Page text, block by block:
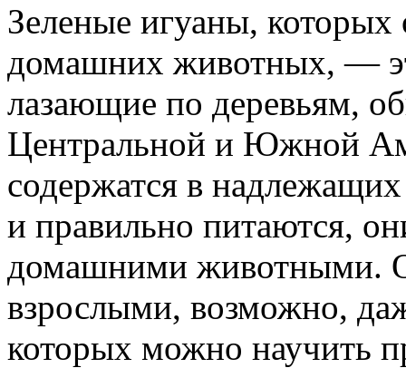
Зеленые игуаны, которых
домашних животных, —
лазающие по деревьям,
Центральной и Южной
содержатся в
и правильно питаются,
домашними животными.
взрослыми, возможно,
которых можно научить